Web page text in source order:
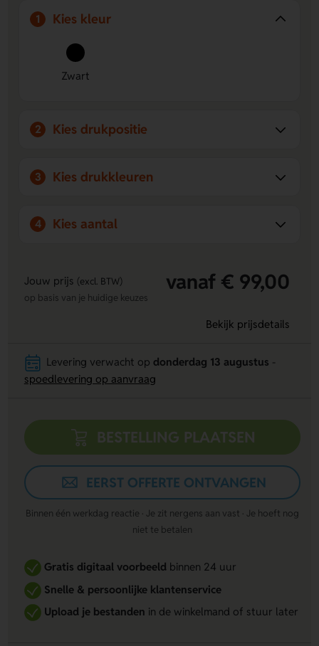
helder wit en rood licht voor optimale zichtbaarheid en
veiligheid tijdens het fietsen.
Handige oplaadbare batterij:
USB-batterij zorgt voor eenvoudig opladen zonder
gedoe met batterijen.
herkenbaarheid.
1 Kies kleur
Zwart
2 Kies drukpositie
3 Kies drukkleuren
4 Kies aantal
Jouw prijs (excl. BTW) vanaf € 99,00
op basis van je huidige keuzes
Bekijk prijsdetails
Levering verwacht op donderdag 13 augustus
spoedlevering op aanvraag
BESTELLING PLAATSEN
EERST OFFERTE ONTVANGEN
Binnen één werkdag reactie · Je zit nergens aan vast · Je hoeft nog
niet te betalen
Gratis digitaal voorbeeldbinnen 24 uur
Snelle & persoonlijke klantenservice
Upload je bestanden in de winkelmand of stuur later